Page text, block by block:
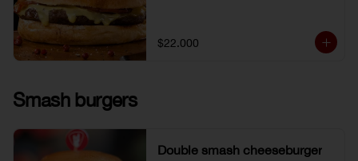
$22.000
Smash burgers
Double smash cheeseburger